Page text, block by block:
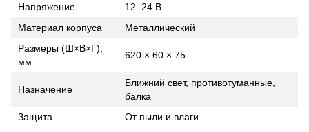
Напряжение
12–24 В
Материал корпуса
Металлический
Размеры (Ш×В×Г),
мм
620 × 60 × 75
Назначение
Ближний свет, противотуманные,
балка
Защита
От пыли и влаги